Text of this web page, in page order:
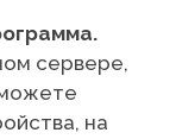
сервере,
на